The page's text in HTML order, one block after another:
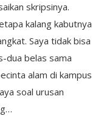
skripsinya.
kalang kabutnya
Saya tidak bisa
dua belas sama
alam di kampus
soal urusan